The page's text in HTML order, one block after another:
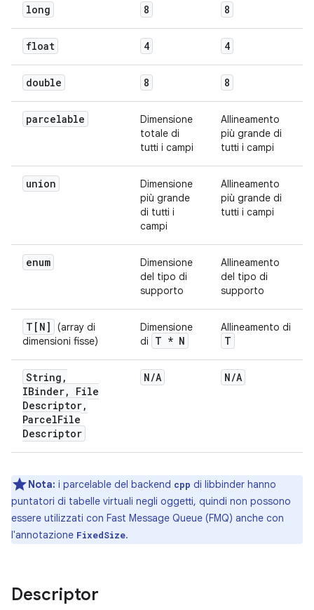
long 8 8
float 4 4
double 8 8
parcelable
Dimensione
totale di
tutti i campi
Allineamento
più grande di
tutti i campi
union
Dimensione
più grande
di tutti i
campi
Allineamento
più grande di
tutti i campi
enum
Dimensione
del tipo di
supporto
Allineamento
del tipo di
supporto
T[N]
(array di
dimensioni fisse)
Dimensione
di
T * N
Allineamento di
T
String ,
IBinder,
File
Descriptor,
ParcelFile
Descriptor
N/A N/A
Nota: i parcelable del backend cpp di libbinder hanno
puntatori di tabelle virtuali negli oggetti, quindi non possono
essere utilizzati con Fast Message Queue (FMQ) anche con
l'annotazione FixedSize.
Descriptor